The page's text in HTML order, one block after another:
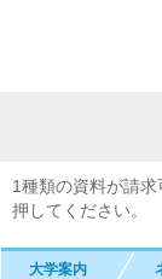
1種類の資料が請
押してください。
大学案内